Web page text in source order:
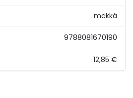
mäkká
9788081670190
12,85 €